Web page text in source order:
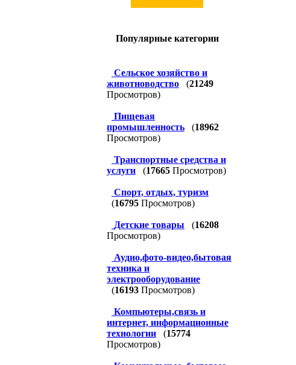
Популярные категории
Сельское хозяйство и
животноводство
(21249
Просмотров)
Пищевая
промышленность
(18962
Просмотров)
Транспортные средства и
услуги
(17665 Просмотров)
Спорт, отдых, туризм
(16795 Просмотров)
Детские товары (16208
Просмотров)
Аудио,фото-видео,бытовая
техника и
электрооборудование
(16193 Просмотров)
Компьютеры,связь и
интернет, информационные
технологии
(15774
Просмотров)